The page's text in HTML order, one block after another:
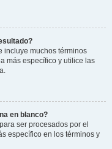
incluye muchos términos
más específico y utilice las
en blanco?
ser procesados por el
específico en los términos y